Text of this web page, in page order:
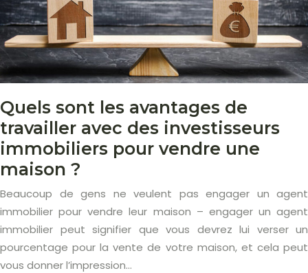
Quels sont les avantages de
travailler avec des investisseurs
immobiliers pour vendre une
maison ?
Beaucoup de gens ne veulent pas engager un agent
immobilier pour vendre leur maison – engager un agent
immobilier peut signifier que vous devrez lui verser un
pourcentage pour la vente de votre maison, et cela peut
vous donner l’impression…